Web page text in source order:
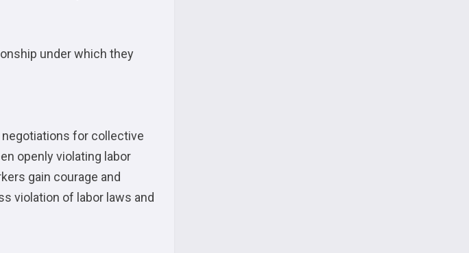
under which they
for collective
openly violating labor
gain courage and
violation of labor laws and